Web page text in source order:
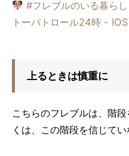
#フレブルのいる暮らし
トーパトロール24時 -
上るときは慎重に
こちらのフレブルは、階
くは、この階段を信じてい